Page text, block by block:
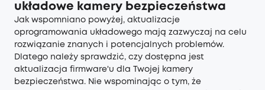
układowe kamery bezpieczeństwa
Jak wspomniano powyżej, aktualizacje
oprogramowania układowego mają zazwyczaj na celu
rozwiązanie znanych i potencjalnych problemów.
Dlatego należy sprawdzić, czy dostępna jest
aktualizacja firmware'u dla Twojej kamery
bezpieczeństwa. Nie wspominając o tym, że